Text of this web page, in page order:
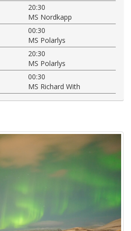
20:30
MS Nordkapp
00:30
MS Polarlys
20:30
MS Polarlys
00:30
MS Richard With